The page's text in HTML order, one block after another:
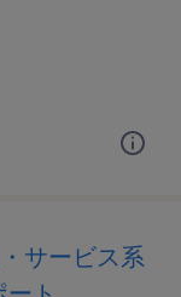
サービス系